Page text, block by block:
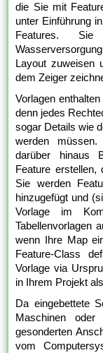
die Sie mit
unter Einführung
Features. Sie
Layout zuweisen
dem Zeiger
Vorlagen
denn jedes
sogar Details wie
werden müssen.
darüber hinaus
Feature erstellen,
Sie werden
hinzugefügt und
Vorlage im
Tabellenvorlagen
wenn Ihre Map
Feature-Class
Vorlage via
in Ihrem Projekt
Da eingebettete
Maschinen
gesonderten
vom